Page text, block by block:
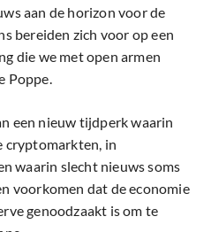
aan de horizon voor de
bereiden zich voor op een
die we met open armen
Poppe.
een nieuw tijdperk waarin
cryptomarkten, in
waarin slecht nieuws soms
voorkomen dat de economie
genoodzaakt is om te